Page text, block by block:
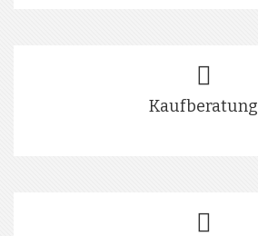
Kaufberatung